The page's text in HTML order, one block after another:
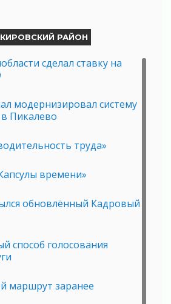
КИРОВСКИЙ РАЙОН
сделал ставку на
модернизировал систему
Пикалево
труда»
времени»
обновлённый Кадровый
способ голосования
маршрут заранее